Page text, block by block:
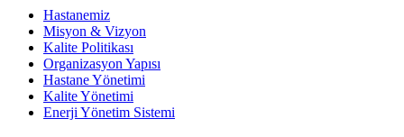
Hastanemiz
Misyon & Vizyon
Kalite Politikası
Organizasyon Yapısı
Hastane Yönetimi
Kalite Yönetimi
Enerji Yönetim Sistemi